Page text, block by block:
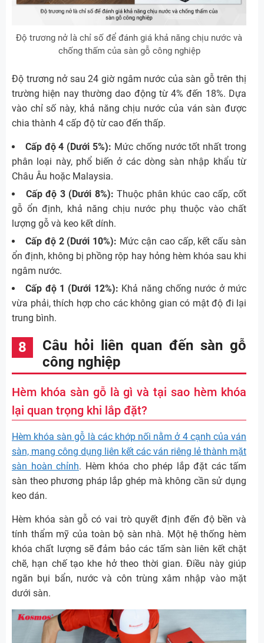
Độ trương nở là chỉ số để đánh giá khả năng chịu nước và
chống thấm của sàn gỗ công nghiệp
Độ trương nở sau 24 giờ ngâm nước của sàn gỗ trên thị
trường hiện nay thường dao động từ 4% đến 18%. Dựa
vào chỉ số này, khả năng chịu nước của ván sàn được
chia thành 4 cấp độ từ cao đến thấp.
Cấp độ 4 (Dưới 5%): Mức chống nước tốt nhất trong
phân loại này, phổ biến ở các dòng sàn nhập khẩu từ
Châu Âu hoặc Malaysia.
Cấp độ 3 (Dưới 8%):Thuộc phân khúc cao cấp, cốt
gỗ ổn định, khả năng chịu nước phụ thuộc vào chất
lượng gỗ và keo kết dính.
Cấp độ 2 (Dưới 10%): Mức cận cao cấp, kết cấu sàn
ổn định, không bị phồng rộp hay hỏng hèm khóa sau khi
ngâm nước.
Cấp độ 1 (Dưới 12%): Khả năng chống nước ở mức
vừa phải, thích hợp cho các không gian có mật độ đi lại
trung bình.
Câu hỏi liên quan đến sàn gỗ
công nghiệp
Hèm khóa sàn gỗ là gì và tại sao hèm khóa
lại quan trọng khi lắp đặt?
Hèm khóa sàn gỗ là các khớp nối nằm ở 4 cạnh của ván
sàn, mang công dụng liên kết các ván riêng lẻ thành mặt
sàn hoàn chỉnh. Hèm khóa cho phép lắp đặt các tấm
sàn theo phương pháp lắp ghép mà không cần sử dụng
keo dán.
Hèm khóa sàn gỗ có vai trò quyết định đến độ bền và
tính thẩm mỹ của toàn bộ sàn nhà. Một hệ thống hèm
khóa chất lượng sẽ đảm bảo các tấm sàn liên kết chặt
chẽ, hạn chế tạo khe hở theo thời gian. Điều này giúp
ngăn bụi bẩn, nước và côn trùng xâm nhập vào mặt
dưới sàn.